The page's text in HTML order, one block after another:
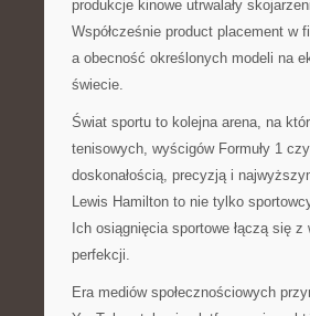
produkcje kinowe utrwalały
Współcześnie product placement w
a obecność określonych modeli na
świecie.
Świat sportu to kolejna arena, na
tenisowych, wyścigów Formuły 1
doskonałością, precyzją i
Lewis Hamilton to nie tylko
Ich osiągnięcia sportowe łączą się
perfekcji.
Era mediów społecznościowych